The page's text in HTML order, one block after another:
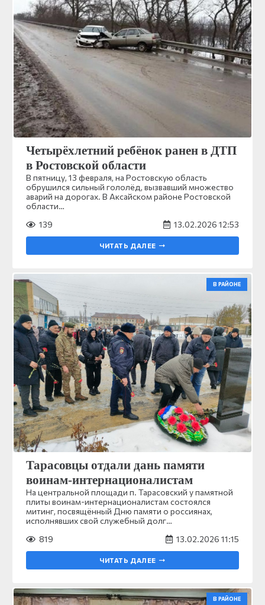
Четырёхлетний ребёнок ранен в ДТП
в Ростовской области
В пятницу, 13 февраля, на Ростовскую область
обрушился сильный гололёд, вызвавший множество
аварий на дорогах. В Аксайском районе Ростовской
области…
139
13.02.2026 12:53
ЧИТАТЬ ДАЛЕЕ
В РАЙОНЕ
Тарасовцы отдали дань памяти
воинам-интернационалистам
На центральной площади п. Тарасовский у памятной
плиты воинам-интернационалистам состоялся
митинг, посвящённый Дню памяти о россиянах,
исполнявших свой служебный долг…
819
13.02.2026 11:15
ЧИТАТЬ ДАЛЕЕ
В РАЙОНЕ